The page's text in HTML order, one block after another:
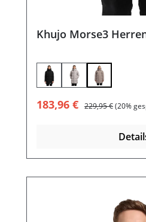
Khujo Morse3
Verkaufspreis:
183,96 € Regulärer Preis:
229,95 €(20%